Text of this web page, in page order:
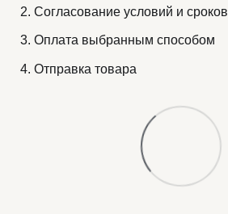
Согласование условий и сроков
Оплата выбранным способом
Отправка товара